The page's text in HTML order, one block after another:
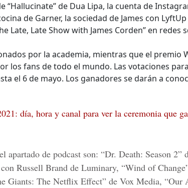
“Hallucinate” de Dua Lipa, la cuenta de
de Garner, la sociedad de James con LyftUp
Late, Late Show with James Corden” en redes
por la academia, mientras que el premio
los fans de todo el mundo. Las votaciones
el 6 de mayo. Los ganadores se darán a
día, hora y canal para ver la ceremonia que
apartado de podcast son: “Dr. Death: Season 2”
Russell Brand de Luminary, “Wind of
Giants: The Netflix Effect” de Vox Media, “Our